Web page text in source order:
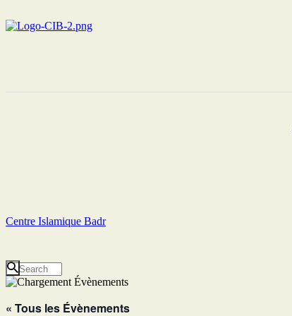
Centre Islamique Badr
« Tous les Évènements